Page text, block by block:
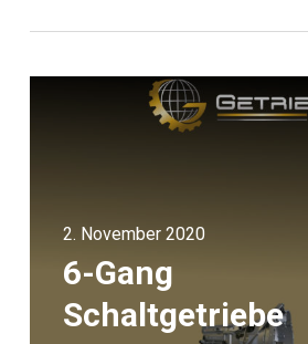
2. November 2020
6-Gang
Schaltgetriebe